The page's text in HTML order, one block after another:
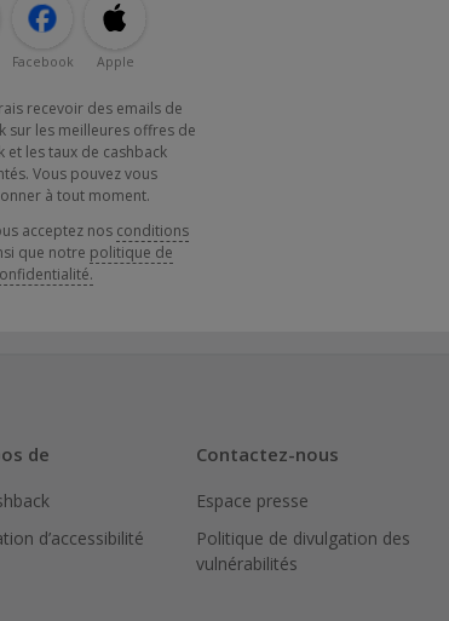
Facebook Apple
recevoir des emails de
sur les meilleures offres de
et les taux de cashback
Vous pouvez vous
à tout moment.
acceptez nos conditions
que notre politique de
de
d’accessibilité
Contactez-nous
Espace presse
Politique de divulgation des
vulnérabilités